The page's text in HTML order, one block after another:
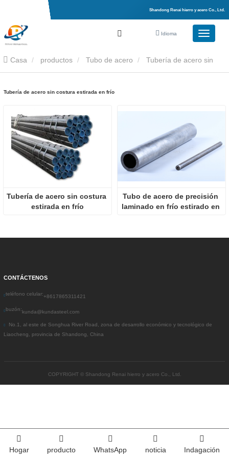
Shandong Renai hierro y acero Co., Ltd.
Idioma
Casa productos Tubo de acero
Tubería de acero sin costura estirada en frío
Tubería de acero sin costura
estirada en frío
Tubo de acero de precisión
laminado en frío estirado en
CONTÁCTENOS
teléfono celular:+8617865311421
buzón:kunda@kundasteel.com
No.1, al este de Songhua River Road, zona de desarrollo económico y tecnológico de
Liaocheng, provincia de Shandong, China
COPYRIGHT © Shandong Renai hierro y acero Co., Ltd.
Hogar producto WhatsApp noticia Indagación